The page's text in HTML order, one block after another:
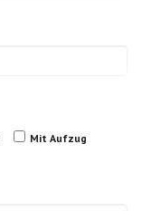
Mit Aufzug